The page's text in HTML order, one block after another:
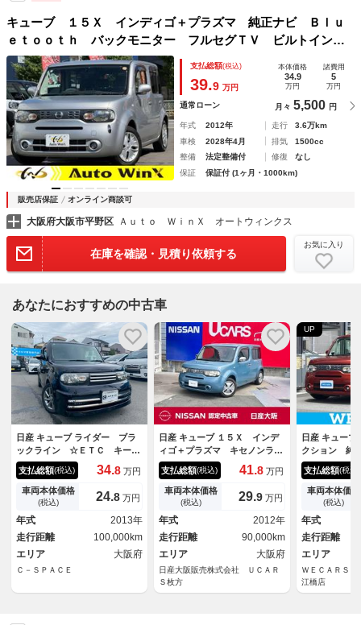
キューブ １５Ｘ インディゴ＋プラズマ 純正ナビ Ｂｌｕ
ｅｔｏｏｔｈ バックモニター フルセグＴＶ ビルトインＥ
ＴＣ ＤＶＤ再生 スマートキー 電動格納ミラー 禁煙車
法定整備付き 保証付き
支払総額(税込)
39.9 万円
本体価格
34.9
万円
諸費用
5
万円
通常ローン 月々 5,500 円
年式 2012年 走行
3.6万km
車検
2028年4月 排気
1500cc
整備
法定整備付 修復
なし
保証
保証付 (1ヶ月・1000km)
販売店保証 オンライン商談可
大阪府大阪市平野区 Ａｕｔｏ ＷｉｎＸ オートウィンクス
在庫を確認・見積り依頼する
お気に入り
あなたにおすすめの中古車
日産 キューブ ライダー ブラ
ックライン ☆ＥＴＣ キーレ
ス プッシュスタート
支払総額(税込) 34.8 万円
車両本体価格
(税込) 24.8 万円
年式
2013年
走行距離
100,000km
エリア
大阪府
Ｃ－ＳＰＡＣＥ
日産 キューブ １５Ｘ インデ
ィゴ＋プラズマ キセノンライ
ト インテリジェントキー オ
ートエアコン メモリナビフル
セグＴＶ バックカメラ ＥＴ
Ｃ 社外品ドラレコ 日産中古
車ワイド保証ライト３カ月保証
支払総額(税込) 41.8 万円
車両本体価格
(税込) 29.9 万円
年式
2012年
走行距離
90,000km
エリア
大阪府
日産大阪販売株式会社 ＵＣＡＲ
Ｓ枚方
UP
日産 キュー
クション 純
ライブレコー
ドランプ Ｈ
ｏｏｔｈ接続
付ＡＢＳ／横
ルセグＴＶ／
ボディ／パワ
支払総額(税込)
車両本体価格
(税込)
年式
走行距離
エリア
ＷＥＣＡＲＳ（
江橋店